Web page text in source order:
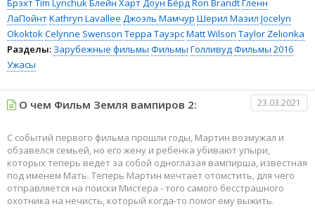
БрэхтTim LynchukБлейн ХартДоун БёрдRon BrandtГленн
ЛаПойнтKathryn Lavallee Джоэль Мамчур Шерил Мазил Jocelyn
OkoktokCelynne Swenson Терра ТауэрсMatt Wilson Taylor Zelionka
Разделы: Зарубежные фильмы Фильмы ГолливудФильмы 2016
Ужасы
О чем Фильм Земля вампиров 2: 23.03.2021
С событий первого фильма прошли годы, Мартин возмужал и
обзавелся семьей, но его жену и ребенка убивают упыри,
которых теперь ведет за собой одноглазая вампирша, известная
под именем Мать. Теперь Мартин мечтает отомстить, для чего
отправляется на поиски Мистера - того самого бесстрашного
охотника на нечисть, который когда-то помог ему выжить.